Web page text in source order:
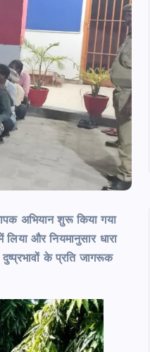
अभियान शुरू किया गया
और नियमानुसार धारा
के प्रति जागरूक
कॉल और फर्जी झांसे में
₹1.81 लाख की साइबर ठगी,
August 5, 2026